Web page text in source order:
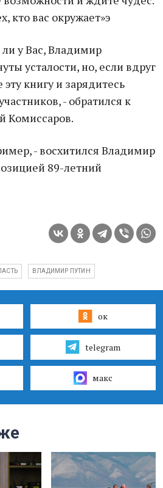
кто вас окружает»э
у Вас, Владимир
усталости, но, если вдруг
книгу и зарядитесь
- обратился к
Комиссаров.
- восхитился Владимир
89-летний
ВЛАДИМИР ПУТИН
ок
telegram
макс